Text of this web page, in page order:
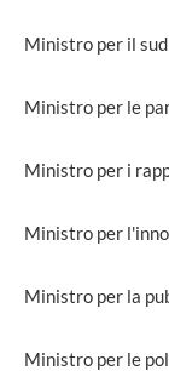
Ministro per il
Ministro per le
Ministro per i
Ministro per
Ministro per la
Ministro per le